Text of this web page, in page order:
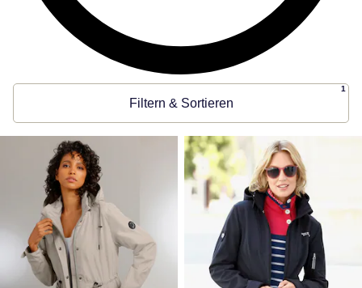
Filtern & Sortieren
1